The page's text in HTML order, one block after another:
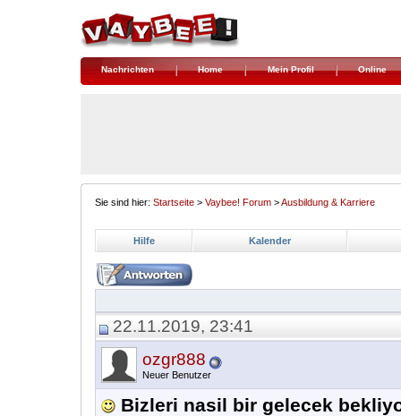
Nachrichten Home Mein Profil Online
Sie sind hier: Startseite > Vaybee! Forum >Ausbildung & Karriere
Hilfe Kalender
22.11.2019, 23:41
ozgr888
Neuer Benutzer
Bizleri nasil bir gelecek